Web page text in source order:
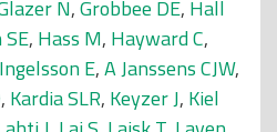
N,Grobbee DE, Hall
, Hass M, Hayward C,
Ingelsson E,A Janssens CJW,
, Kardia SLR, Keyzer J, Kiel